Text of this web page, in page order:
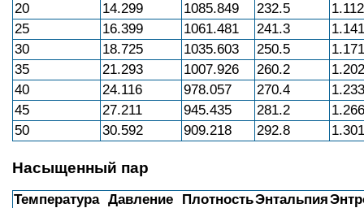
20
14.299 1085.849 232.5
1.112
25
16.399 1061.481 241.3
1.141
30
18.725 1035.603 250.5
1.171
35
21.293 1007.926 260.2
1.202
40
24.116 978.057 270.4
1.233
45
27.211 945.435 281.2
1.266
50
30.592 909.218 292.8 1.301
Насыщенный пар
Температура Давление ПлотностьЭнтальпия